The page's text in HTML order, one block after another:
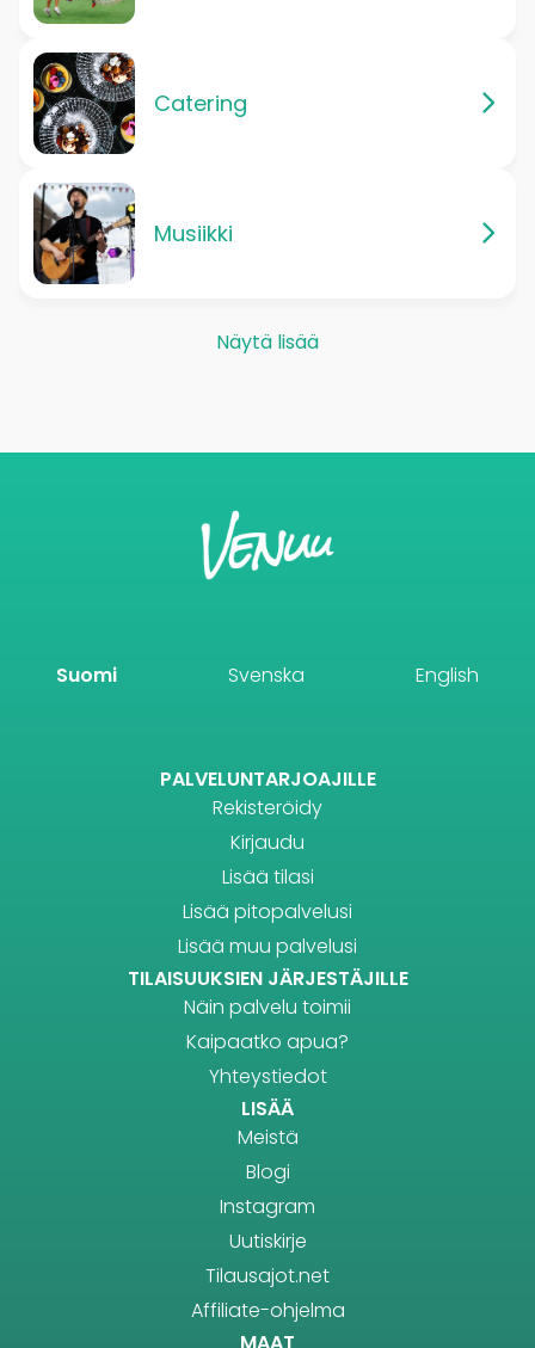
Catering
Musiikki
Näytä lisää
Suomi Svenska English
PALVELUNTARJOAJILLE
Rekisteröidy
Kirjaudu
Lisää tilasi
Lisää pitopalvelusi
Lisää muu palvelusi
TILAISUUKSIEN JÄRJESTÄJILLE
Näin palvelu toimii
Kaipaatko apua?
Yhteystiedot
LISÄÄ
Meistä
Blogi
Instagram
Uutiskirje
Tilausajot.net
Affiliate-ohjelma
MAAT